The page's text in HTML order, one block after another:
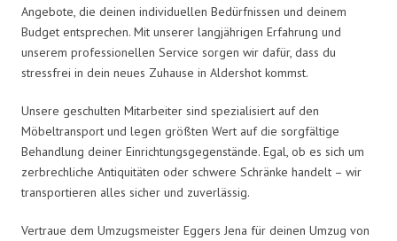
Angebote, die deinen individuellen Bedürfnissen und deinem
Budget entsprechen. Mit unserer langjährigen Erfahrung und
unserem professionellen Service sorgen wir dafür, dass du
stressfrei in dein neues Zuhause in Aldershot kommst.
Unsere geschulten Mitarbeiter sind spezialisiert auf den
Möbeltransport und legen größten Wert auf die sorgfältige
Behandlung deiner Einrichtungsgegenstände. Egal, ob es sich um
zerbrechliche Antiquitäten oder schwere Schränke handelt – wir
transportieren alles sicher und zuverlässig.
Vertraue dem Umzugsmeister Eggers Jena für deinen Umzug von